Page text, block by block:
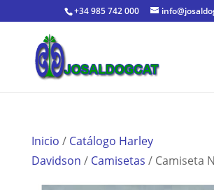
+34 985 742 000
Inicio / Catálogo Harley
Davidson / Camisetas / Camiseta